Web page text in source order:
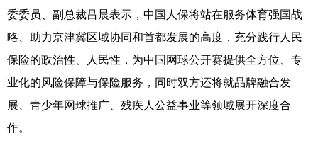
委委员、副总裁吕晨表示，中国人保将站在服务体育强国战
略、助力京津冀区域协同和首都发展的高度，充分践行人民
保险的政治性、人民性，为中国网球公开赛提供全方位、专
业化的风险保障与保险服务，同时双方还将就品牌融合发
展、青少年网球推广、残疾人公益事业等领域展开深度合
作。